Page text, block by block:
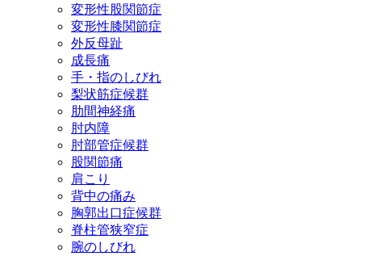
変形性股関節症
変形性膝関節症
外反母趾
成長痛
手・指のしびれ
梨状筋症候群
肋間神経痛
肘内障
肘部管症候群
股関節痛
肩こり
背中の痛み
胸郭出口症候群
脊柱管狭窄症
腕のしびれ